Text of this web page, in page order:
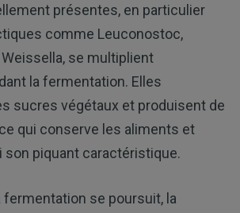
présentes, en particulier
comme Leuconostoc,
se multiplient
la fermentation. Elles
sucres végétaux et produisent de
qui conserve les aliments et
son piquant caractéristique.
fermentation se poursuit, la